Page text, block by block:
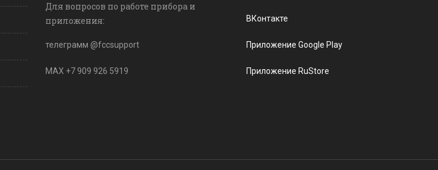
Для вопросов по работе прибора и
приложения:
телеграмм @fccsupport
MAX +7 909 926 5919
ВКонтакте
Приложение Google Play
Приложение RuStore